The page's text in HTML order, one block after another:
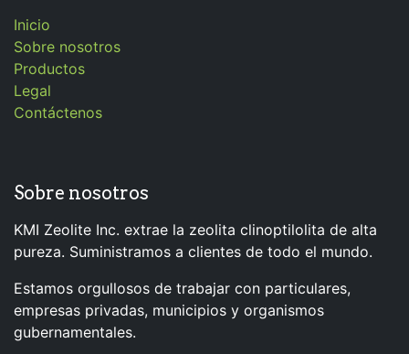
Inicio
Sobre nosotros
Productos
Legal
Contáctenos
Sobre nosotros
KMI Zeolite Inc. extrae la zeolita clinoptilolita de alta
pureza. Suministramos a clientes de todo el mundo.
Estamos orgullosos de trabajar con particulares,
empresas privadas, municipios y organismos
gubernamentales.